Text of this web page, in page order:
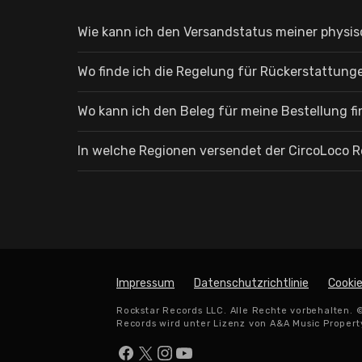
Wie kann ich den Versandstatus meiner
Wo finde ich die Regelung für
Wo kann ich den Beleg für meine Bestellung
In welche Regionen versendet der CircoLoco
Impressum Datenschutzrichtlinie
Rockstar Records LLC. Alle Rechte
Records wird unter Lizenz von A&A Music